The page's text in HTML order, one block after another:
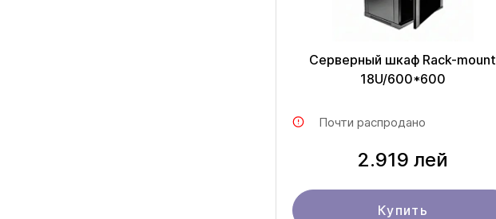
Серверный шкаф Rack-mount
18U/600*600
Почти распродано
2.919 лей
Купить